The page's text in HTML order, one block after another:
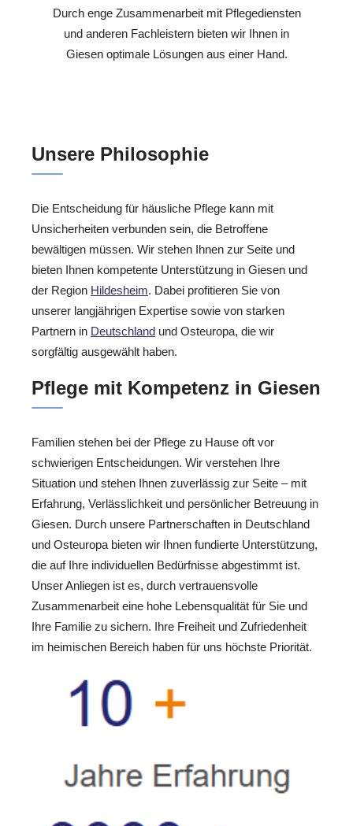
Durch enge Zusammenarbeit mit Pflegediensten
und anderen Fachleistern bieten wir Ihnen in
Giesen optimale Lösungen aus einer Hand.
Unsere Philosophie
Die Entscheidung für häusliche Pflege kann mit
Unsicherheiten verbunden sein, die Betroffene
bewältigen müssen. Wir stehen Ihnen zur Seite und
bieten Ihnen kompetente Unterstützung in Giesen und
der Region Hildesheim. Dabei profitieren Sie von
unserer langjährigen Expertise sowie von starken
Partnern in Deutschland und Osteuropa, die wir
sorgfältig ausgewählt haben.
Pflege mit Kompetenz in Giesen
Familien stehen bei der Pflege zu Hause oft vor
schwierigen Entscheidungen. Wir verstehen Ihre
Situation und stehen Ihnen zuverlässig zur Seite – mit
Erfahrung, Verlässlichkeit und persönlicher Betreuung in
Giesen. Durch unsere Partnerschaften in Deutschland
und Osteuropa bieten wir Ihnen fundierte Unterstützung,
die auf Ihre individuellen Bedürfnisse abgestimmt ist.
Unser Anliegen ist es, durch vertrauensvolle
Zusammenarbeit eine hohe Lebensqualität für Sie und
Ihre Familie zu sichern. Ihre Freiheit und Zufriedenheit
im heimischen Bereich haben für uns höchste Priorität.